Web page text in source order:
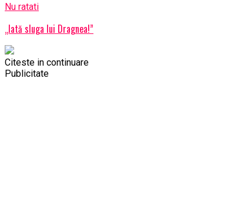
Nu ratati
„Iată sluga lui Dragnea!”
Citeste in continuare
Publicitate